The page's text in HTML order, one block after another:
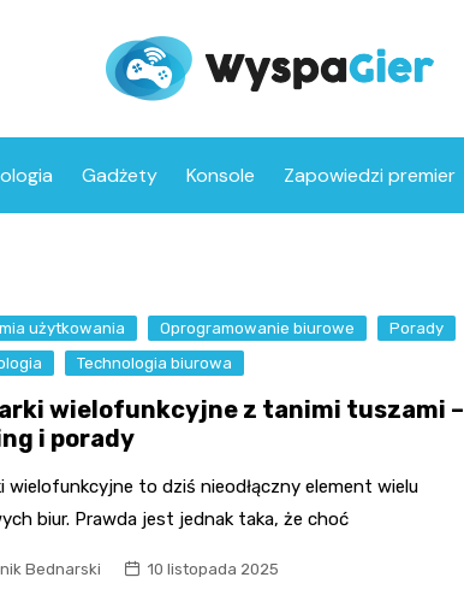
Gadżety Konsole Zapowiedzi premier
użytkowania Oprogramowanie biurowe
Porady
Technologia biurowa
wielofunkcyjne z tanimi tuszami –
i porady
wielofunkcyjne to dziś nieodłączny element wielu
biur. Prawda jest jednak taka, że choć
Bednarski 10 listopada 2025